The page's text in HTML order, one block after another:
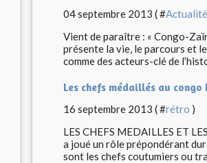
04 septembre 2013 ( #Actualité
Vient de paraître : « Congo-
présente la vie, le parcours et
comme des acteurs-clé de
Les chefs médaillés au congo
16 septembre 2013 ( #rétro )
LES CHEFS MEDAILLES ET
a joué un rôle prépondérant
sont les chefs coutumiers ou